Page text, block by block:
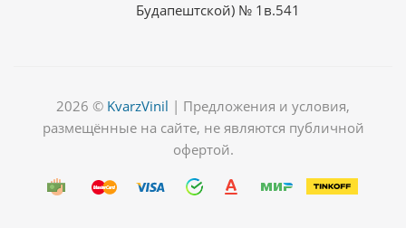
Будапештской) № 1в.541
2026 © KvarzVinil | Предложения и условия,
размещённые на сайте, не являются публичной
офертой.